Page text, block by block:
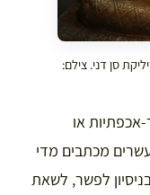
דה מדיצ’י ואנרי ה-2 בבזיליקת סן דני. צילם:
אכפתיות או
מכתבים מדי
לפשר, לשאת